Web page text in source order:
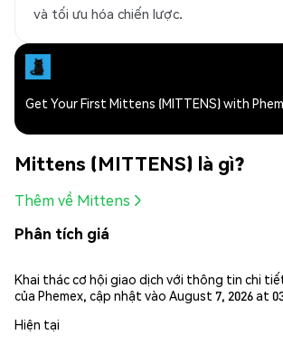
và tối ưu hóa chiến lược.
Get Your First Mittens (MITTENS) with
Mittens (MITTENS) là gì?
Thêm về Mittens
Phân tích giá
Khai thác cơ hội giao dịch với thông tin chi
của Phemex, cập nhật vào August 7, 2026 at
Hiện tại